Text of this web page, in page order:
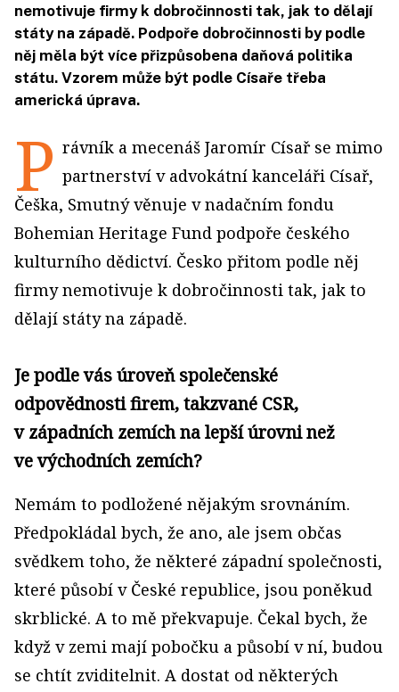
nemotivuje firmy k dobročinnosti tak, jak to dělají
státy na západě. Podpoře dobročinnosti by podle
něj měla být více přizpůsobena daňová politika
státu. Vzorem může být podle Císaře třeba
americká úprava.
P rávník a mecenáš Jaromír Císař se mimo
partnerství v advokátní kanceláři Císař,
Češka, Smutný věnuje v nadačním fondu
Bohemian Heritage Fund podpoře českého
kulturního dědictví. Česko přitom podle něj
firmy nemotivuje k dobročinnosti tak, jak to
dělají státy na západě.
Je podle vás úroveň společenské
odpovědnosti firem, takzvané CSR,
v západních zemích na lepší úrovni než
ve východních zemích?
Nemám to podložené nějakým srovnáním.
Předpokládal bych, že ano, ale jsem občas
svědkem toho, že některé západní společnosti,
které působí v České republice, jsou poněkud
skrblické. A to mě překvapuje. Čekal bych, že
když v zemi mají pobočku a působí v ní, budou
se chtít zviditelnit. A dostat od některých